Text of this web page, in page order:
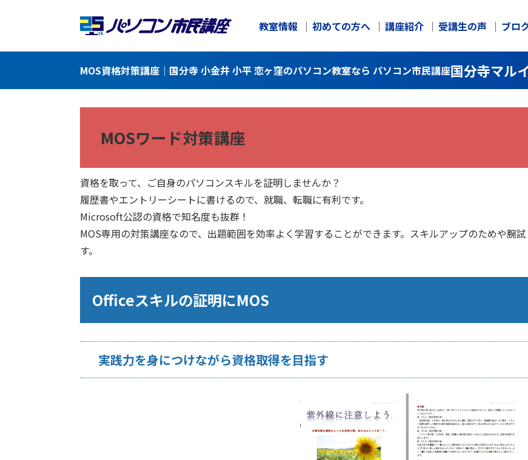
教室情報 初めての方へ 講座紹介 受講生の声 ブロ
MOS資格対策講座｜国分寺 小金井 小平 恋ヶ窪のパソコン教室なら パソコン市民講座国分寺マル
MOSワード対策講座
資格を取って、ご自身のパソコンスキルを証明しませんか？
履歴書やエントリーシートに書けるので、就職、転職に有利です。
Microsoft公認の資格で知名度も抜群！
MOS専用の対策講座なので、出題範囲を効率よく学習することができます。スキルアップのためや腕
す。
Officeスキルの証明にMOS
実践力を身につけながら資格取得を目指す